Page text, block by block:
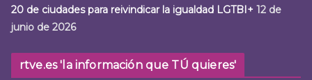
20 de ciudades para reivindicar la igualdad LGTBI+ 12 de
junio de 2026
rtve.es 'la información que TÚ quieres'